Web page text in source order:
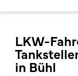
LKW-
in Bühl